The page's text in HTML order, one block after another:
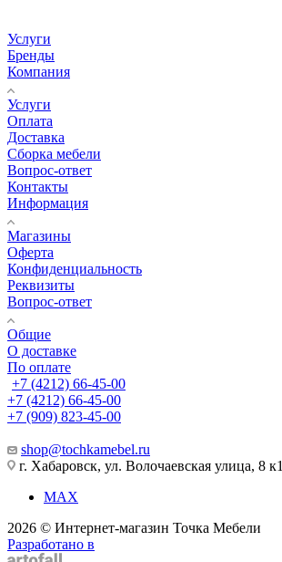
Услуги
Бренды
Компания
Услуги
Оплата
Доставка
Сборка мебели
Вопрос-ответ
Контакты
Информация
Магазины
Оферта
Конфиденциальность
Реквизиты
Вопрос-ответ
Общие
О доставке
По оплате
+7 (4212) 66-45-00
+7 (4212) 66-45-00
+7 (909) 823-45-00
shop@tochkamebel.ru
г. Хабаровск, ул. Волочаевская улица, 8 к1
MAX
2026 © Интернет-магазин Точка Мебели
Разработано в